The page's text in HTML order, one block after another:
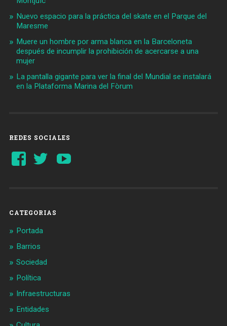
Nuevo espacio para la práctica del skate en el Parque del
Maresme
Muere un hombre por arma blanca en la Barceloneta
después de incumplir la prohibición de acercarse a una
mujer
La pantalla gigante para ver la final del Mundial se instalará
en la Plataforma Marina del Fòrum
REDES SOCIALES
Ver
perfil
Ver
perfil
CATEGORIAS
Portada
Barrios
Sociedad
Política
Infraestructuras
Entidades